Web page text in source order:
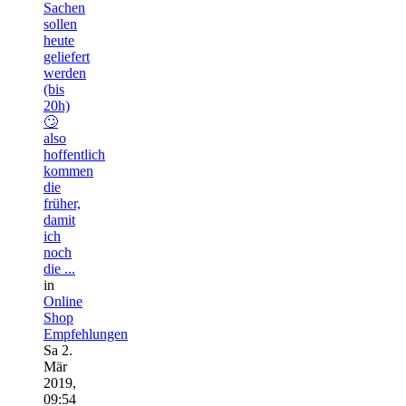
Sachen
sollen
heute
geliefert
werden
(bis
20h)
🙄
also
hoffentlich
kommen
die
früher,
damit
ich
noch
die ...
in
Online
Shop
Empfehlungen
Sa 2.
Mär
2019,
09:54